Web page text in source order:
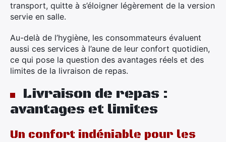
transport, quitte à s’éloigner légèrement de la version
servie en salle.
Au-delà de l’hygiène, les consommateurs évaluent
aussi ces services à l’aune de leur confort quotidien,
ce qui pose la question des avantages réels et des
limites de la livraison de repas.
Livraison de repas :
avantages et limites
Un confort indéniable pour les